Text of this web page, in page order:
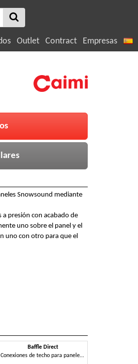
Outlet Contract Empresas
Snowsound mediante
presión con acabado de
uno sobre el panel y el
uno con otro para que el
Baffle Direct
Conexiones de techo para paneles fonoabsorbentes